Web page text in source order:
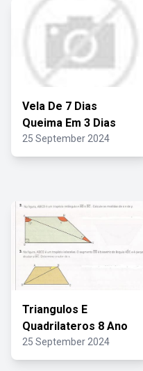
Vela De 7 Dias
Queima Em 3 Dias
25 September 2024
Triangulos E
Quadrilateros 8 Ano
25 September 2024